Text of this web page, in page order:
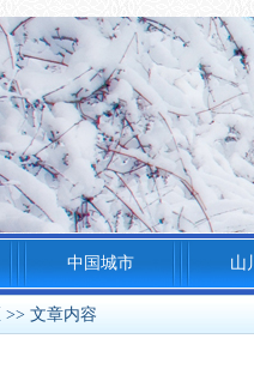
中国城市 山
>> 文章内容